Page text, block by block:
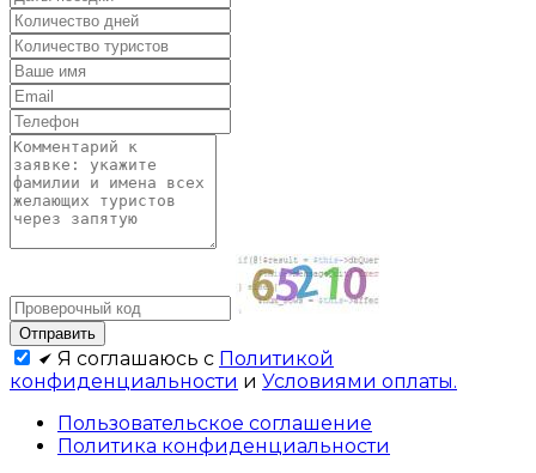
Я соглашаюсь с Политикой
конфиденциальности и Условиями оплаты.
Пользовательское соглашение
Политика конфиденциальности